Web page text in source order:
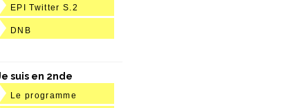
EPI Twitter S.2
DNB
suis en 2nde
Le programme